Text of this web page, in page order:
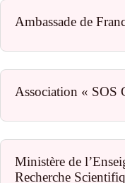
Ambassade de
Association « SOS
Ministère de
Recherche